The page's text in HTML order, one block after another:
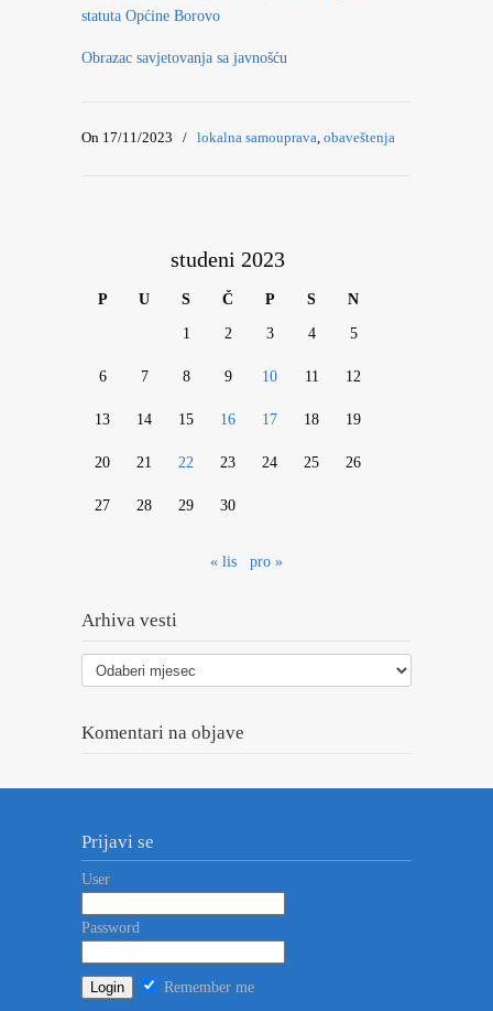
statuta Općine Borovo
Obrazac savjetovanja sa javnošću
On 17/11/2023 / lokalna samouprava, obaveštenja
studeni 2023
P U S Č P S N
1 2 3 4 5
6 7 8 9 10 11 12
13 14 15 16 17 18 19
20 21 22 23 24 25 26
27 28 29 30
« lis pro »
Arhiva vesti
Arhiva
vesti
Komentari na objave
Prijavi se
User
Password
Remember me